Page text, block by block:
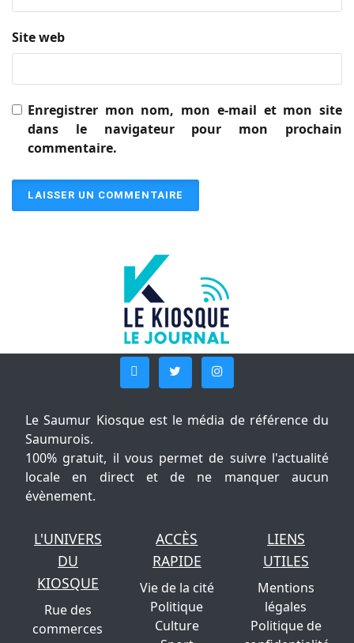
Site web
Enregistrer mon nom, mon e-mail et mon site
dans le navigateur pour mon prochain
commentaire.
Le Saumur Kiosque est le média de référence du
Saumurois.
100% gratuit, il vous permet de suivre l'actualité
locale en direct et de ne manquer aucun
évènement.
L'UNIVERS
DU
KIOSQUE
Rue des
commerces
ACCÈS
RAPIDE
Vie de la cité
Politique
Culture
LIENS
UTILES
Mentions
légales
Politique de